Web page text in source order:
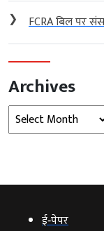
❯ FCRA बिल पर
Archives
Archives
ई‑पेपर